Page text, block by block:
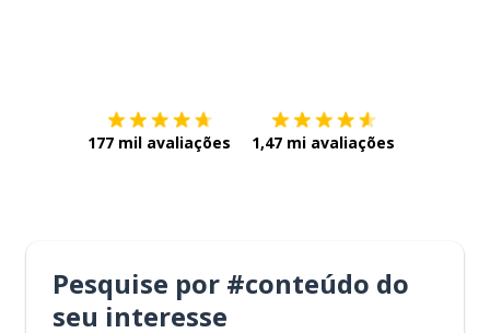
177 mil avaliações 1,47 mi avaliações
Pesquise por #conteúdo do
seu interesse